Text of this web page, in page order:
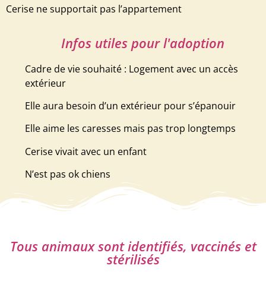
Cerise ne supportait pas l’appartement
Infos utiles pour l'adoption
Cadre de vie souhaité : Logement avec un accès
extérieur
Elle aura besoin d’un extérieur pour s’épanouir
Elle aime les caresses mais pas trop longtemps
Cerise vivait avec un enfant
N’est pas ok chiens
Tous animaux sont identifiés, vaccinés et
stérilisés